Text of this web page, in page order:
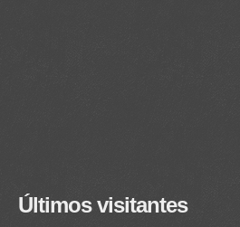
Últimos visitantes